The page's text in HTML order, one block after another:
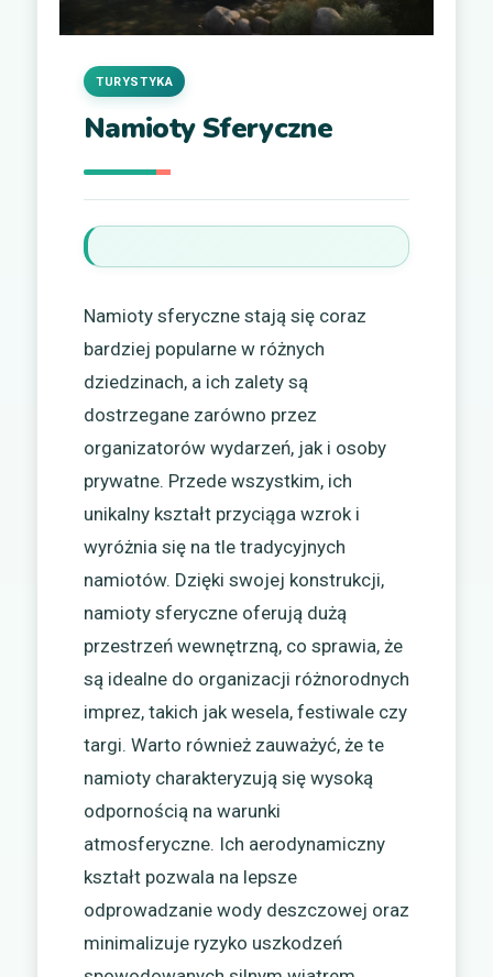
Namioty Sferyczne
TURYSTYKA
Namioty sferyczne stają się coraz
bardziej popularne w różnych
dziedzinach, a ich zalety są
dostrzegane zarówno przez
organizatorów wydarzeń, jak i osoby
prywatne. Przede wszystkim, ich
unikalny kształt przyciąga wzrok i
wyróżnia się na tle tradycyjnych
namiotów. Dzięki swojej konstrukcji,
namioty sferyczne oferują dużą
przestrzeń wewnętrzną, co sprawia, że
są idealne do organizacji różnorodnych
imprez, takich jak wesela, festiwale czy
targi. Warto również zauważyć, że te
namioty charakteryzują się wysoką
odpornością na warunki
atmosferyczne. Ich aerodynamiczny
kształt pozwala na lepsze
odprowadzanie wody deszczowej oraz
minimalizuje ryzyko uszkodzeń